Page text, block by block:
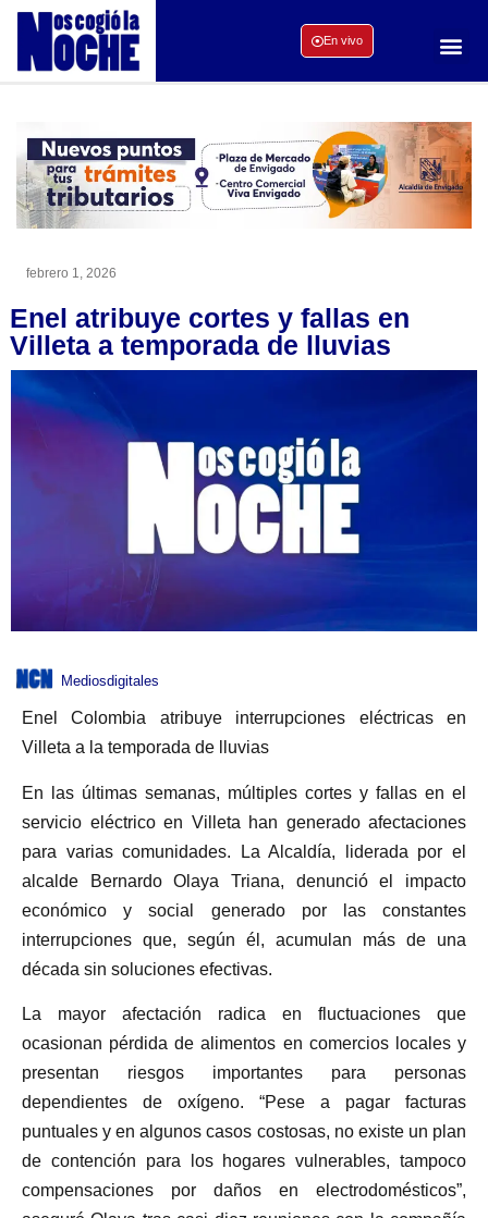
En vivo
febrero 1, 2026
Enel atribuye cortes y fallas en
Villeta a temporada de lluvias
Mediosdigitales
Enel Colombia atribuye interrupciones eléctricas en
Villeta a la temporada de lluvias
En las últimas semanas, múltiples cortes y fallas en el
servicio eléctrico en Villeta han generado afectaciones
para varias comunidades. La Alcaldía, liderada por el
alcalde Bernardo Olaya Triana, denunció el impacto
económico y social generado por las constantes
interrupciones que, según él, acumulan más de una
década sin soluciones efectivas.
La mayor afectación radica en fluctuaciones que
ocasionan pérdida de alimentos en comercios locales y
presentan riesgos importantes para personas
dependientes de oxígeno. “Pese a pagar facturas
puntuales y en algunos casos costosas, no existe un plan
de contención para los hogares vulnerables, tampoco
compensaciones por daños en electrodomésticos”,